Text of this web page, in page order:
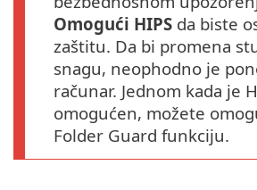
Omogući HIPS da biste
zaštitu. Da bi promena
snagu, neophodno je
računar. Jednom kada je
omogućen, možete
Folder Guard funkciju.